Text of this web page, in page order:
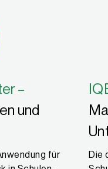
–
und
für
Die